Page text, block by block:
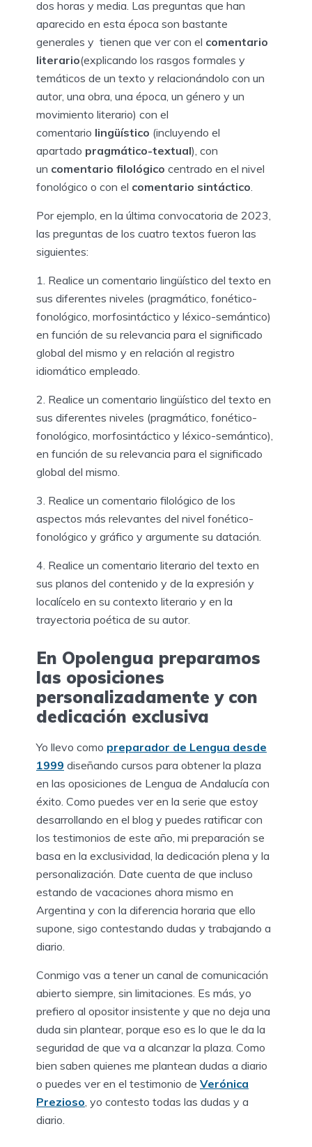
dos horas y media. Las preguntas que han
aparecido en esta época son bastante
generales y tienen que ver con el comentario
literario(explicando los rasgos formales y
temáticos de un texto y relacionándolo con un
autor, una obra, una época, un género y un
movimiento literario) con el
comentario lingüístico (incluyendo el
apartado pragmático-textual), con
un comentario filológico centrado en el nivel
fonológico o con el comentario sintáctico
Por ejemplo, en la última convocatoria de 2023,
las preguntas de los cuatro textos fueron las
siguientes:
1. Realice un comentario lingüístico del texto en
sus diferentes niveles (pragmático, fonético-
fonológico, morfosintáctico y léxico-semántico)
en función de su relevancia para el significado
global del mismo y en relación al registro
idiomático empleado.
2. Realice un comentario lingüístico del texto en
sus diferentes niveles (pragmático, fonético-
fonológico, morfosintáctico y léxico-semántico),
en función de su relevancia para el significado
global del mismo.
3. Realice un comentario filológico de los
aspectos más relevantes del nivel fonético-
fonológico y gráfico y argumente su datación.
4. Realice un comentario literario del texto en
sus planos del contenido y de la expresión y
localícelo en su contexto literario y en la
trayectoria poética de su autor.
En Opolengua preparamos
las oposiciones
personalizadamente y con
dedicación exclusiva
Yo llevo como preparador de Lengua desde
1999 diseñando cursos para obtener la plaza
en las oposiciones de Lengua de Andalucía con
éxito. Como puedes ver en la serie que estoy
desarrollando en el blog y puedes ratificar con
los testimonios de este año, mi preparación se
basa en la exclusividad, la dedicación plena y la
personalización. Date cuenta de que incluso
estando de vacaciones ahora mismo en
Argentina y con la diferencia horaria que ello
supone, sigo contestando dudas y trabajando a
diario.
Conmigo vas a tener un canal de comunicación
abierto siempre, sin limitaciones. Es más, yo
prefiero al opositor insistente y que no deja una
duda sin plantear, porque eso es lo que le da la
seguridad de que va a alcanzar la plaza. Como
bien saben quienes me plantean dudas a diario
o puedes ver en el testimonio de Verónica
Prezioso, yo contesto todas las dudas y a
diario.